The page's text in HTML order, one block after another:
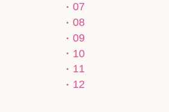
07
08
09
10
11
12